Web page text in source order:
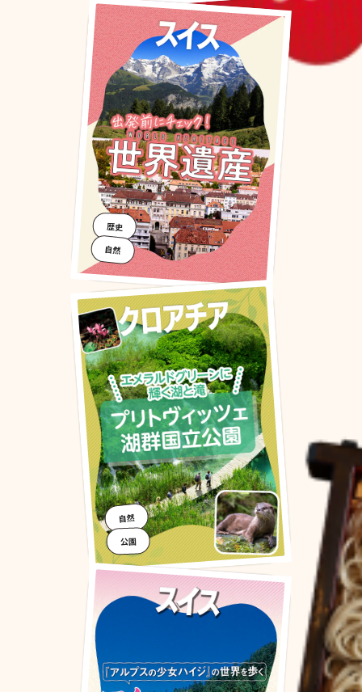
歴史
自然
自然
公園